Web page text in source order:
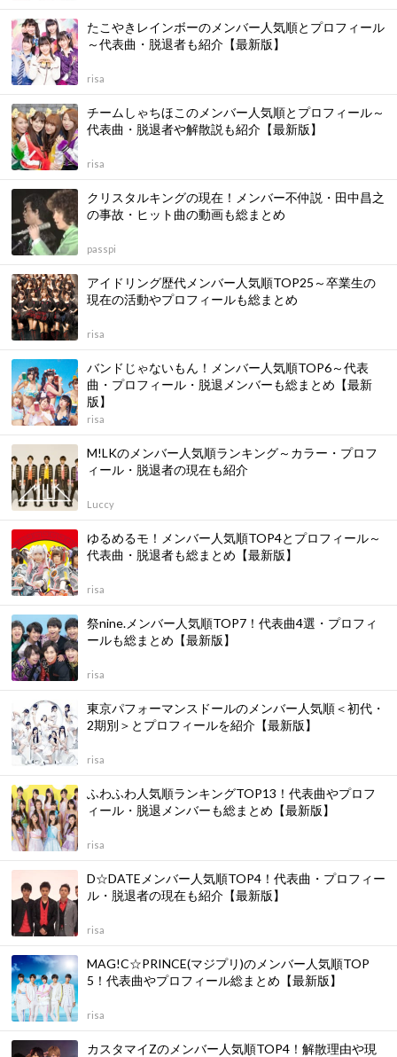
たこやきレインボーのメンバー人気順とプロフィール
～代表曲・脱退者も紹介【最新版】
risa
チームしゃちほこのメンバー人気順とプロフィール～
代表曲・脱退者や解散説も紹介【最新版】
risa
クリスタルキングの現在！メンバー不仲説・田中昌之
の事故・ヒット曲の動画も総まとめ
passpi
アイドリング歴代メンバー人気順TOP25～卒業生の
現在の活動やプロフィールも総まとめ
risa
バンドじゃないもん！メンバー人気順TOP6～代表
曲・プロフィール・脱退メンバーも総まとめ【最新
版】
risa
M!LKのメンバー人気順ランキング～カラー・プロフ
ィール・脱退者の現在も紹介
Luccy
ゆるめるモ！メンバー人気順TOP4とプロフィール～
代表曲・脱退者も総まとめ【最新版】
risa
祭nine.メンバー人気順TOP7！代表曲4選・プロフィ
ールも総まとめ【最新版】
risa
東京パフォーマンスドールのメンバー人気順＜初代・
2期別＞とプロフィールを紹介【最新版】
risa
ふわふわ人気順ランキングTOP13！代表曲やプロフ
ィール・脱退メンバーも総まとめ【最新版】
risa
D☆DATEメンバー人気順TOP4！代表曲・プロフィー
ル・脱退者の現在も紹介【最新版】
risa
MAG!C☆PRINCE(マジプリ)のメンバー人気順TOP
5！代表曲やプロフィール総まとめ【最新版】
risa
カスタマイZのメンバー人気順TOP4！解散理由や現